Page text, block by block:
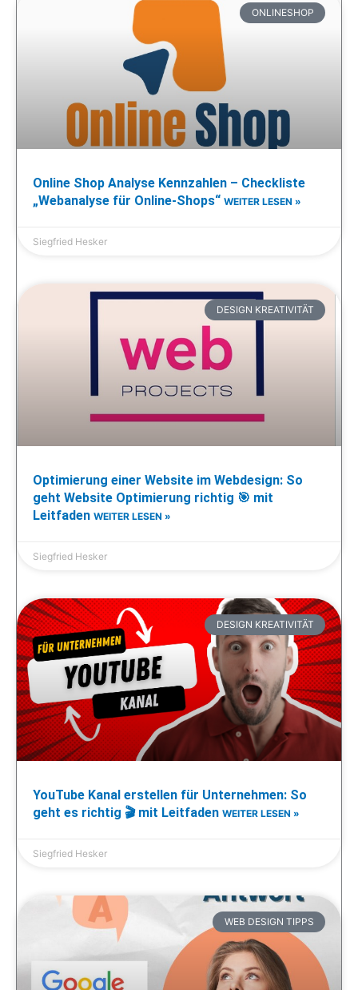
ONLINESHOP
Online Shop Analyse Kennzahlen – Checkliste
„Webanalyse für Online-Shops“ WEITER LESEN »
Siegfried Hesker
DESIGN KREATIVITÄT
Optimierung einer Website im Webdesign: So
geht Website Optimierung richtig 🎯 mit
Leitfaden WEITER LESEN »
Siegfried Hesker
DESIGN KREATIVITÄT
YouTube Kanal erstellen für Unternehmen: So
geht es richtig 🎬 mit Leitfaden WEITER LESEN »
Siegfried Hesker
WEB DESIGN TIPPS